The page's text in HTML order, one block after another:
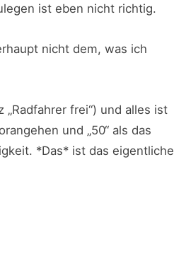
ist eben nicht richtig.
nicht dem, was ich
frei“) und alles ist
und „50“ als das
*Das* ist das eigentliche